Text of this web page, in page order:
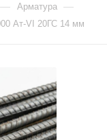
— Арматура —
Ат-VI 20ГС 14 мм